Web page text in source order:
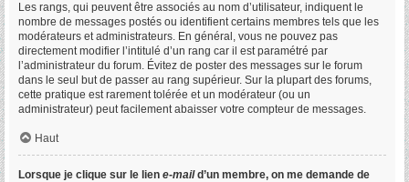
Les rangs, qui peuvent être associés au nom d’utilisateur, indiquent le
nombre de messages postés ou identifient certains membres tels que les
modérateurs et administrateurs. En général, vous ne pouvez pas
directement modifier l’intitulé d’un rang car il est paramétré par
l’administrateur du forum. Évitez de poster des messages sur le forum
dans le seul but de passer au rang supérieur. Sur la plupart des forums,
cette pratique est rarement tolérée et un modérateur (ou un
administrateur) peut facilement abaisser votre compteur de messages.
Haut
Lorsque je clique sur le lien e-maild’un membre, on me demande de